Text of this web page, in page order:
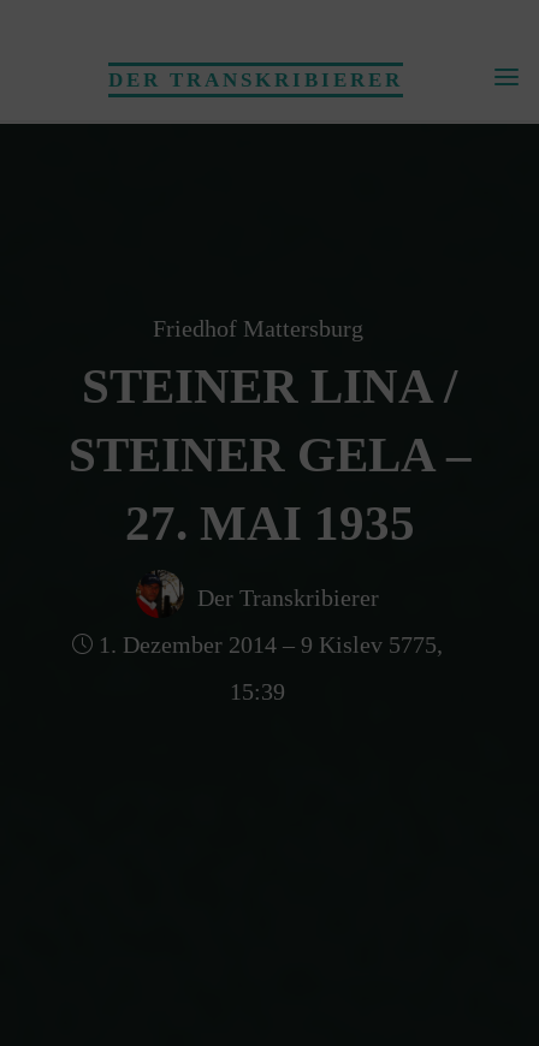
DER TRANSKRIBIERER
Friedhof Mattersburg
STEINER LINA /
STEINER GELA –
27. MAI 1935
Der Transkribierer
1. Dezember 2014 – 9 Kislev 5775,
15:39